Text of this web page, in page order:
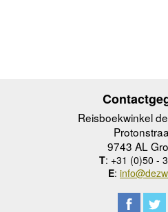
Reisboekwinkel
9743 AL
T: +31 (0)50 -
E: